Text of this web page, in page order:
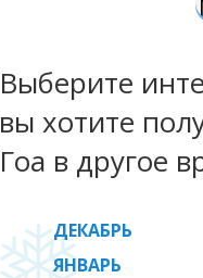
Выберите
вы хотите
Гоа в другое
ДЕКАБРЬ
ЯНВАРЬ